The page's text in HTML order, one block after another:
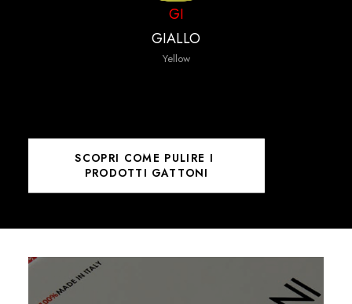
GI
GIALLO
Yellow
SCOPRI COME PULIRE I
PRODOTTI GATTONI